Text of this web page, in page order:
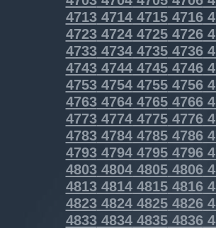
4713471447154716
4723472447254726
4733473447354736
4743474447454746
4753475447554756
4763476447654766
4773477447754776
4783478447854786
4793479447954796
4803480448054806
4813481448154816
4823482448254826
4833483448354836